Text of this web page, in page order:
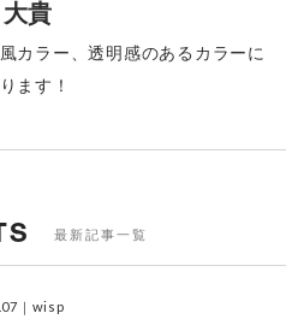
貴
カラー、透明感のあるカラーに
ます！
最新記事一覧
｜wisp